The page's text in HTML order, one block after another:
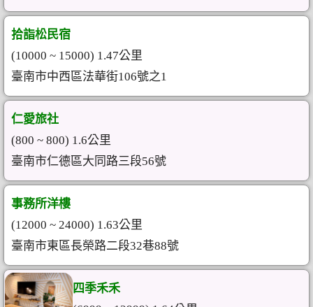
拾詣松民宿
(10000 ~ 15000) 1.47公里
臺南市中西區法華街106號之1
仁愛旅社
(800 ~ 800) 1.6公里
臺南市仁德區大同路三段56號
事務所洋樓
(12000 ~ 24000) 1.63公里
臺南市東區長榮路二段32巷88號
四季禾禾